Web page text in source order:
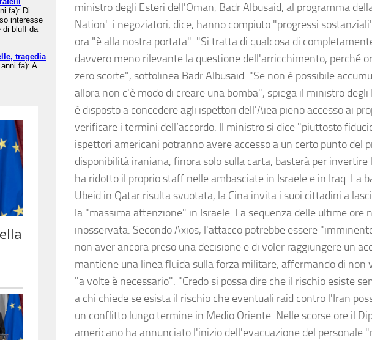
ministro degli Esteri dell'Oman, Badr Albusaid, al programma
Nation': i negoziatori, dice, hanno compiuto "progressi
ora "è alla nostra portata". "Si tratta di qualcosa di
davvero meno rilevante la questione dell'arricchimento, perché
zero scorte", sottolinea Badr Albusaid. "Se non è possibile
allora non c'è modo di creare una bomba", spiega il ministro
è disposto a concedere agli ispettori dell'Aiea pieno accesso ai
verificare i termini dell’accordo. Il ministro si dice "piuttosto
ispettori americani potranno avere accesso a un certo punto del
disponibilità iraniana, finora solo sulla carta, basterà per
ha ridotto il proprio staff nelle ambasciate in Israele e in Iraq. La
Ubeid in Qatar risulta svuotata, la Cina invita i suoi cittadini a
la "massima attenzione" in Israele. La sequenza delle ultime ore
inosservata. Secondo Axios, l'attacco potrebbe essere
non aver ancora preso una decisione e di voler raggiungere un
mantiene una linea fluida sulla forza militare, affermando di non
"a volte è necessario". "Credo si possa dire che il rischio esiste
a chi chiede se esista il rischio che eventuali raid contro l'Iran
un conflitto lungo termine in Medio Oriente. Nelle scorse ore il
americano ha annunciato l'inizio dell'evacuazione del personale